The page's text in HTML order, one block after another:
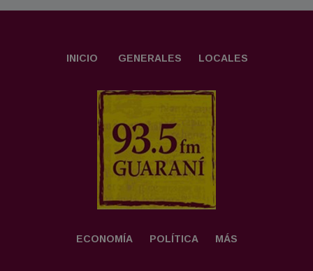
INICIO GENERALES LOCALES
ECONOMÍA POLÍTICA MÁS